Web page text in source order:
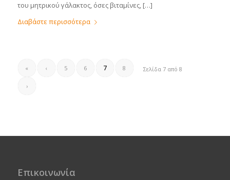
του μητρικού γάλακτος, όσες βιταμίνες, […]
Διαβάστε περισσότερα
Σελίδα 7 από 8
« ‹ 5 6 7 8
›
Επικοινωνία